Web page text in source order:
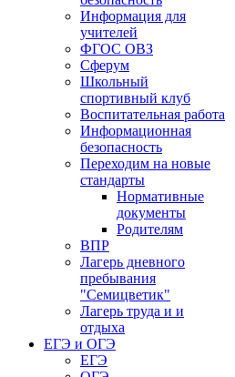
Информация для
учителей
ФГОС ОВЗ
Сферум
Школьный
спортивный клуб
Воспитательная работа
Информационная
безопасность
Переходим на новые
стандарты
Нормативные
документы
Родителям
ВПР
Лагерь дневного
пребывания
"Семицветик"
Лагерь труда и и
отдыха
ЕГЭ и ОГЭ
ЕГЭ